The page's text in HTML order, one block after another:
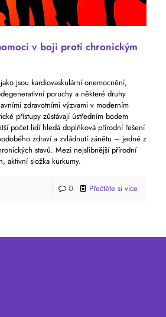
v boji proti chronickým
jsou kardiovaskulární onemocnění,
poruchy a některé druhy
zdravotními výzvami v moderním
přístupy zůstávají ústředním bodem
počet lidí hledá doplňková přírodní řešení
zdraví a zvládnutí zánětu – jedné z
stavů. Mezi nejslibnější přírodní
aktivní složka kurkumy.
0 Přečtěte si více